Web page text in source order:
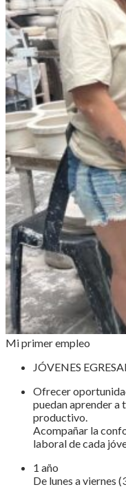
Mi primer empleo
JÓVENES
Ofrecer
puedan aprender
productivo.
Acompañar la
laboral de cada
1 año
De lunes a viernes